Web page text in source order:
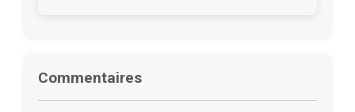
Commentaires